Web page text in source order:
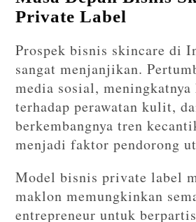
Private Label
Prospek bisnis skincare di
sangat menjanjikan.
media sosial, meningkatnya
terhadap perawatan kulit,
berkembangnya tren
menjadi faktor pendorong
Model bisnis private label
maklon memungkinkan
entrepreneur untuk